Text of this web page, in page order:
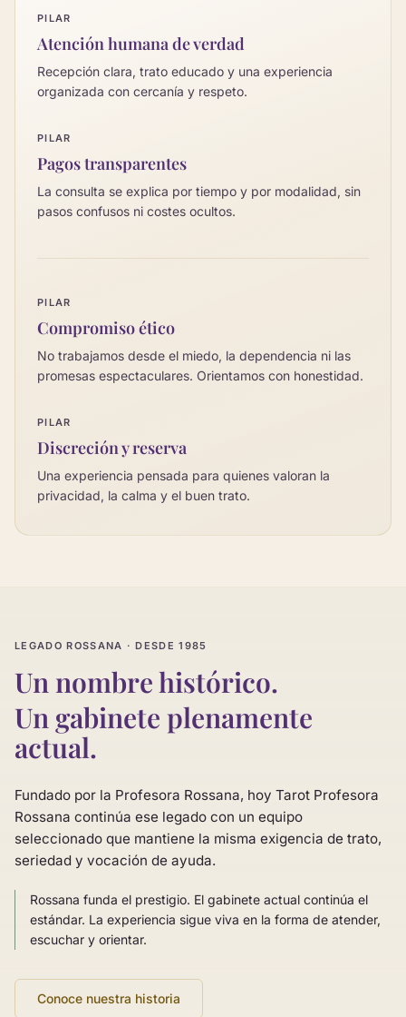
PILAR
Atención humana de verdad
Recepción clara, trato educado y una experiencia
organizada con cercanía y respeto.
PILAR
Pagos transparentes
La consulta se explica por tiempo y por modalidad, sin
pasos confusos ni costes ocultos.
PILAR
Compromiso ético
No trabajamos desde el miedo, la dependencia ni las
promesas espectaculares. Orientamos con honestidad.
PILAR
Discreción y reserva
Una experiencia pensada para quienes valoran la
privacidad, la calma y el buen trato.
LEGADO ROSSANA · DESDE 1985
Un nombre histórico.
Un gabinete plenamente
actual.
Fundado por la Profesora Rossana, hoy Tarot Profesora
Rossana continúa ese legado con un equipo
seleccionado que mantiene la misma exigencia de trato,
seriedad y vocación de ayuda.
Rossana funda el prestigio. El gabinete actual continúa el
estándar. La experiencia sigue viva en la forma de atender,
escuchar y orientar.
Conoce nuestra historia